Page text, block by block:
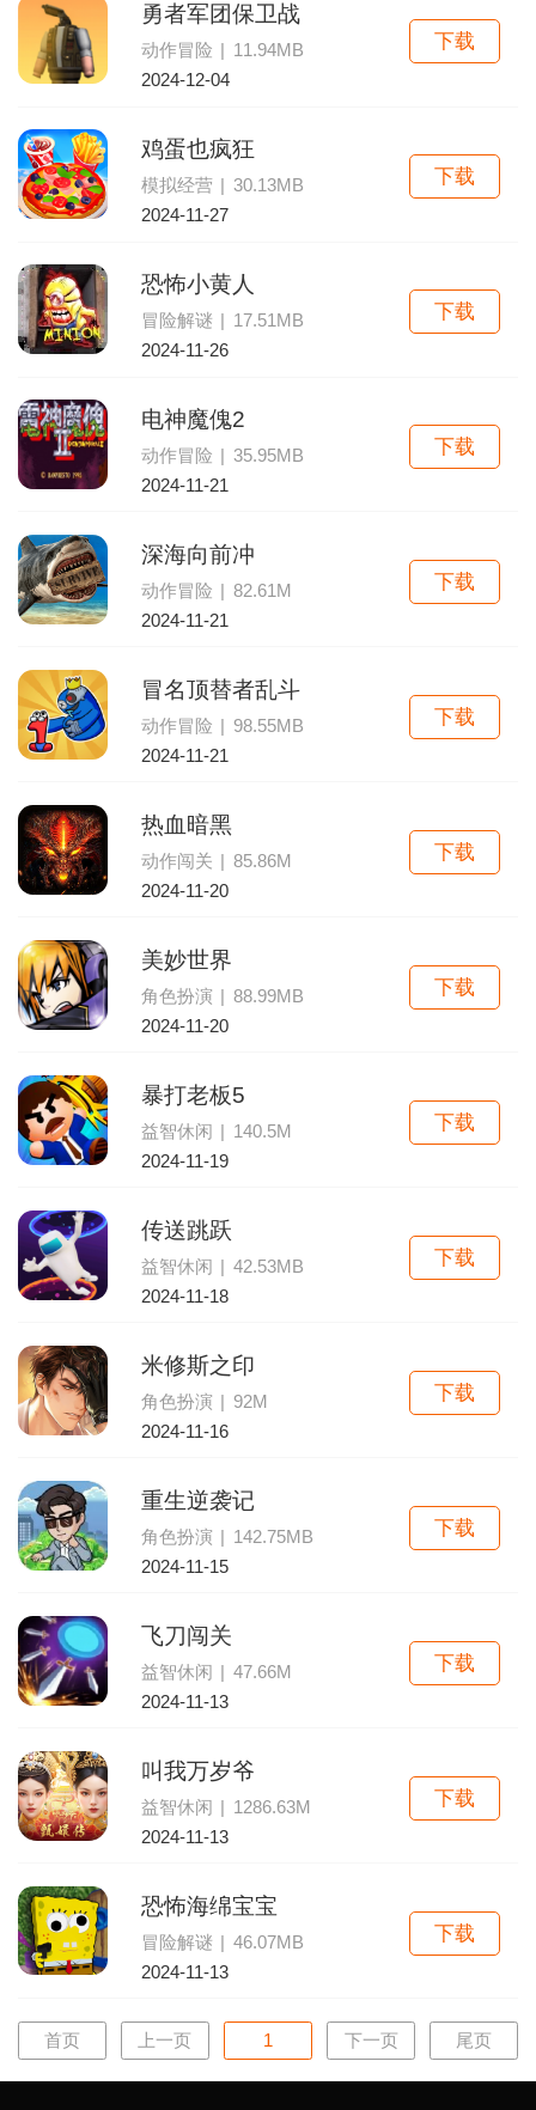
勇者军团保卫战
动作冒险 | 11.94MB
2024-12-04
下载
鸡蛋也疯狂
模拟经营 | 30.13MB
2024-11-27
下载
恐怖小黄人
冒险解谜 | 17.51MB
2024-11-26
下载
电神魔傀2
动作冒险 | 35.95MB
2024-11-21
下载
深海向前冲
动作冒险 | 82.61M
2024-11-21
下载
冒名顶替者乱斗
动作冒险 | 98.55MB
2024-11-21
下载
热血暗黑
动作闯关 | 85.86M
2024-11-20
下载
美妙世界
角色扮演 | 88.99MB
2024-11-20
下载
暴打老板5
益智休闲 | 140.5M
2024-11-19
下载
传送跳跃
益智休闲 | 42.53MB
2024-11-18
下载
米修斯之印
角色扮演 | 92M
2024-11-16
下载
重生逆袭记
角色扮演 | 142.75MB
2024-11-15
下载
飞刀闯关
益智休闲 | 47.66M
2024-11-13
下载
叫我万岁爷
益智休闲 | 1286.63M
2024-11-13
下载
恐怖海绵宝宝
冒险解谜 | 46.07MB
2024-11-13
下载
首页 上一页 1 下一页 尾页